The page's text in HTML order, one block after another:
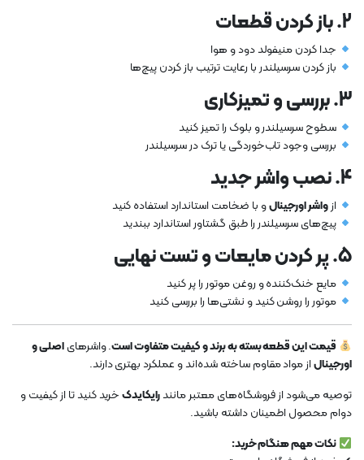
2. باز کردن قطعات
جدا کردن منیفولد دود و هوا
باز کردن سرسیلندر با رعایت ترتیب باز کردن پیچ‌ها
3. بررسی و تمیزکاری
سطوح سرسیلندر و بلوک را تمیز کنید
بررسی وجود تاب‌خوردگی یا ترک در سرسیلندر
4. نصب واشر جدید
ازواشر اورجینالو با ضخامت استاندارد استفاده کنید
پیچ‌های سرسیلندر را طبق گشتاور استاندارد ببندید
5. پر کردن مایعات و تست نهایی
مایع خنک‌کننده و روغن موتور را پر کنید
موتور را روشن کنید و نشتی‌ها را بررسی کنید
قیمت این قطعه بسته به برند و کیفیت متفاوت است. واشرهایاصلی و
اورجینالاز مواد مقاوم ساخته شده‌اند و عملکرد بهتری دارند.
توصیه می‌شود از فروشگاه‌های معتبر مانندرایکایدکخرید کنید تا از کیفیت و
دوام محصول اطمینان داشته باشید.
نکات مهم هنگام خرید: